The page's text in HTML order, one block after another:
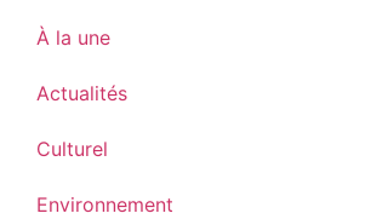
À la une
Actualités
Culturel
Environnement